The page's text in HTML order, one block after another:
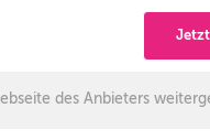
des Anbieters